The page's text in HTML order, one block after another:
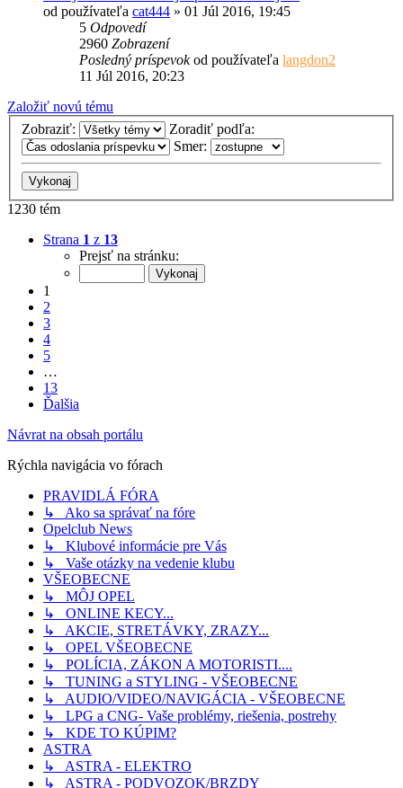
od používateľa cat444 » 01 Júl 2016, 19:45
5 Odpovedí
2960 Zobrazení
Posledný príspevokod používateľa langdon2
11 Júl 2016, 20:23
Založiť novú tému
Zobraziť:
Zoradiť podľa:
Smer:
1230 tém
Strana 1 z 13
Prejsť na stránku:
1
2
3
4
5
…
13
Ďalšia
Návrat na obsah portálu
Rýchla navigácia vo fórach
PRAVIDLÁ FÓRA
↳ Ako sa správať na fóre
Opelclub News
↳ Klubové informácie pre Vás
↳ Vaše otázky na vedenie klubu
VŠEOBECNE
↳ MÔJ OPEL
↳ ONLINE KECY...
↳ AKCIE, STRETÁVKY, ZRAZY...
↳ OPEL VŠEOBECNE
↳ POLÍCIA, ZÁKON A MOTORISTI....
↳ TUNING a STYLING - VŠEOBECNE
↳ AUDIO/VIDEO/NAVIGÁCIA - VŠEOBECNE
↳ LPG a CNG- Vaše problémy, riešenia, postrehy
↳ KDE TO KÚPIM?
ASTRA
↳ ASTRA - ELEKTRO
↳ ASTRA - PODVOZOK/BRZDY